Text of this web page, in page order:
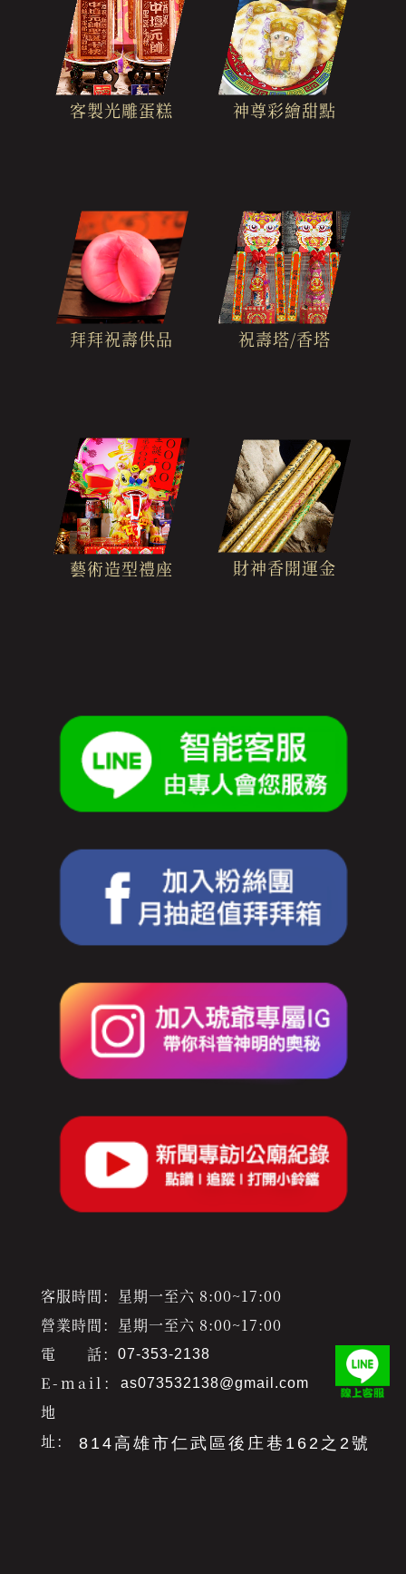
客製光雕蛋糕 神尊彩繪甜點
拜拜祝壽供品 祝壽塔/香塔
藝術造型禮座 財神香開運金
客服時間：星期一至六 8:00~17:00
營業時間：星期一至六 8:00~17:00
電 話：
07-353-2138
E-mail： as073532138@gmail.com
地
址：
814高雄市仁武區後庄巷162之2號